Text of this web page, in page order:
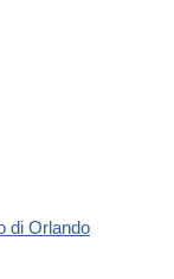
di Orlando